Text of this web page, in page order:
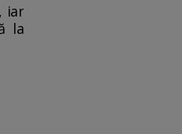
iar
la